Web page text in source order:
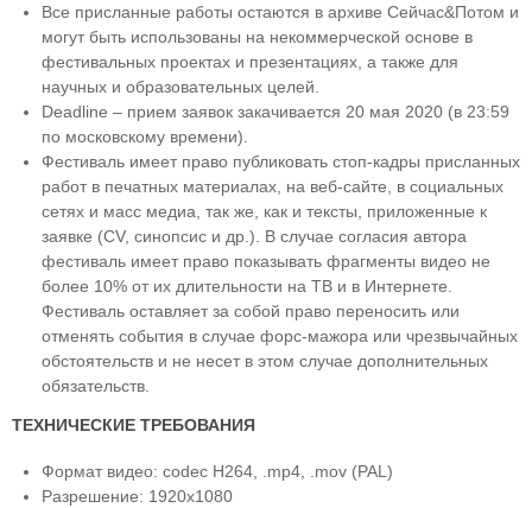
Все присланные работы остаются в архиве Сейчас&Потом и
могут быть использованы на некоммерческой основе в
фестивальных проектах и презентациях, а также для
научных и образовательных целей.
Deadline – прием заявок закачивается 20 мая 2020 (в 23:59
по московскому времени).
Фестиваль имеет право публиковать стоп-кадры присланных
работ в печатных материалах, на веб-сайте, в социальных
сетях и масс медиа, так же, как и тексты, приложенные к
заявке (CV, синопсис и др.). В случае согласия автора
фестиваль имеет право показывать фрагменты видео не
более 10% от их длительности на ТВ и в Интернете.
Фестиваль оставляет за собой право переносить или
отменять события в случае форс-мажора или чрезвычайных
обстоятельств и не несет в этом случае дополнительных
обязательств.
ТЕХНИЧЕСКИЕ ТРЕБОВАНИЯ
Формат видео: codec H264, .mp4, .mov (PAL)
Разрешение: 1920х1080